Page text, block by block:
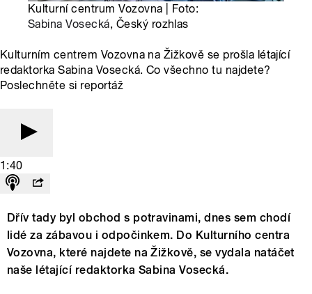
Kulturní centrum Vozovna | Foto:
Sabina Vosecká, Český rozhlas
Kulturním centrem Vozovna na Žižkově se prošla létající
redaktorka Sabina Vosecká. Co všechno tu najdete?
Poslechněte si reportáž
1:40
Dřív tady byl obchod s potravinami, dnes sem chodí
lidé za zábavou i odpočinkem. Do Kulturního centra
Vozovna, které najdete na Žižkově, se vydala natáčet
naše létající redaktorka Sabina Vosecká.